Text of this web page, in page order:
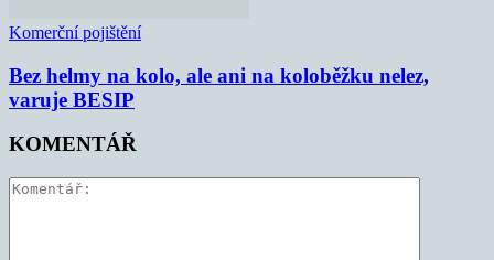
Komerční pojištění
Bez helmy na kolo, ale ani na koloběžku nelez,
varuje BESIP
KOMENTÁŘ